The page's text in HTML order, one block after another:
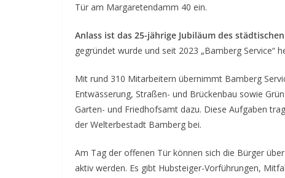
Tür am Margaretendamm 40 ein.
Anlass ist das 25-jährige Jubiläum des
gegründet wurde und seit 2023 „Bamberg Service“
Mit rund 310 Mitarbeitern übernimmt Bamberg
Entwässerung, Straßen- und Brückenbau sowie
Garten- und Friedhofsamt dazu. Diese Aufgaben
der Welterbestadt Bamberg bei.
Am Tag der offenen Tür können sich die Bürger
aktiv werden. Es gibt Hubsteiger-Vorführungen,